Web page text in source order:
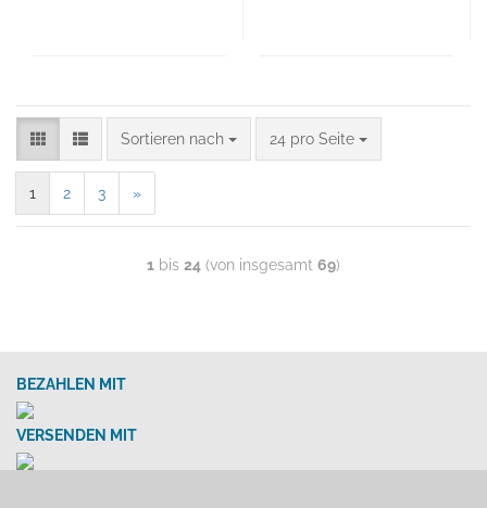
Sortieren nach 24 pro Seite
1 2 3 »
1 bis 24 (von insgesamt 69)
BEZAHLEN MIT
VERSENDEN MIT